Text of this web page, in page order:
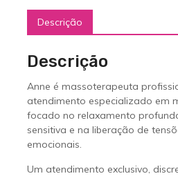
Descrição
Descrição
Anne é massoterapeuta
atendimento especializado em
focado no relaxamento
sensitiva e na liberação de
emocionais.
Um atendimento exclusivo,